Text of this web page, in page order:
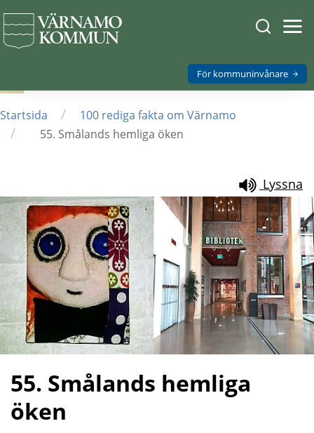
Sök
på
För kommuninvånare
Startsida / 100 rediga fakta om Värnamo
/ 55. Smålands hemliga öken
Lyssna
55. Smålands hemliga
öken